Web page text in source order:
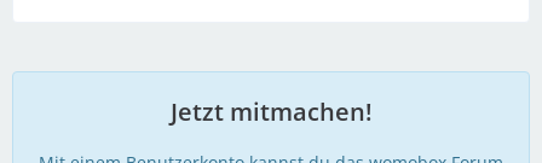
Jetzt mitmachen!